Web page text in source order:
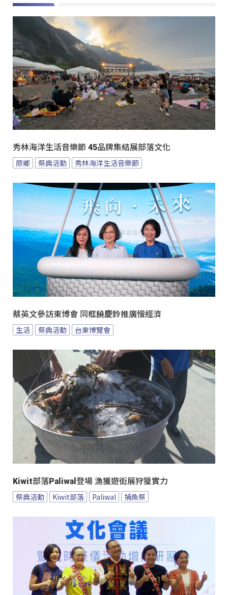
秀林海洋生活音樂節 45品牌集結展部落文化
原鄉 祭典活動 秀林海洋生活音樂節
蔡英文參訪東博會 同框饒慶鈴推廣慢經濟
生活 祭典活動 台東博覽會
Kiwit部落Paliwal登場 漁獲遊街展狩獵實力
祭典活動 Kiwit部落 Paliwal 捕魚祭